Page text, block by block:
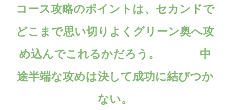
コース攻略のポイントは、セカンドで
どこまで思い切りよくグリーン奥へ攻
め込んでこれるかだろう。 中
途半端な攻めは決して成功に結びつか
ない。